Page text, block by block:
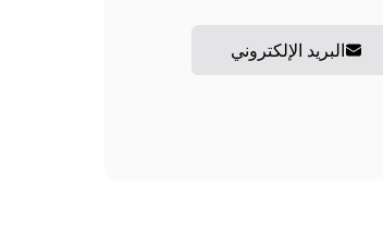
البريد الإلكتروني